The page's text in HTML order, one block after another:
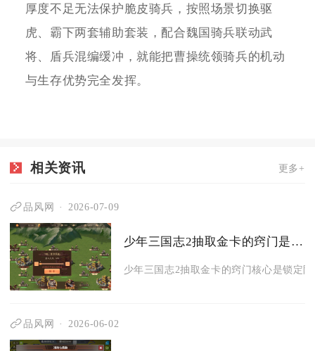
厚度不足无法保护脆皮骑兵，按照场景切换驱
虎、霸下两套辅助套装，配合魏国骑兵联动武
将、盾兵混编缓冲，就能把曹操统领骑兵的机动
与生存优势完全发挥。
相关资讯 更多+
品风网 2026-07-09
少年三国志2抽取金卡的窍门是什么
少年三国志2抽取金卡的窍门核心是锁定
品风网 2026-06-02